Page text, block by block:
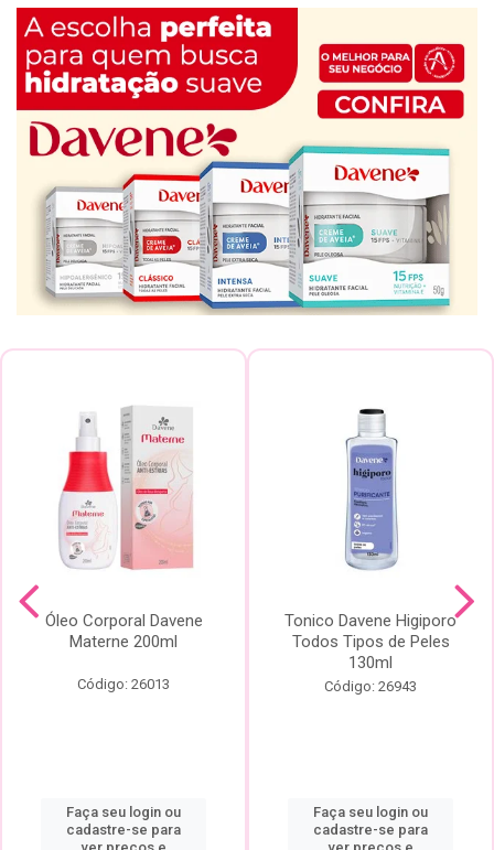
Óleo Corporal Davene
Materne 200ml
Código: 26013
Faça seu login ou
cadastre-se para
Tonico Davene Higiporo
Todos Tipos de Peles
130ml
Código: 26943
Faça seu login ou
cadastre-se para